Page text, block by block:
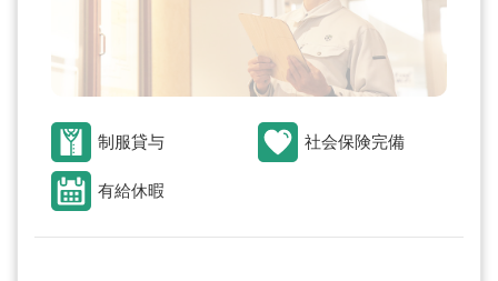
制服貸与 社会保険完備
有給休暇